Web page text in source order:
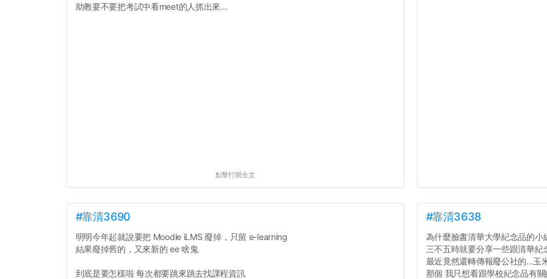
助教要不要把考試中看meet的人抓出來...
點擊打開全文
#靠清3690
明明今年起就說要把 Moodle iLMS 廢掉，只留 e-learning
結果廢掉舊的，又來新的 ee 啥鬼
到底是要怎樣啦 每次都要跳來跳去找課程資訊
#靠清3638
為什麼臉書清華大學紀念品的
三不五時就要分享一些跟清華紀
最近竟然還轉傳報廢公社的...玉
那個 我只想看跟學校紀念品有